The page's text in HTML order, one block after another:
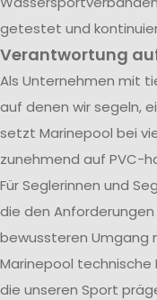
getestet und
Verantwortung
Als Unternehmen mit
auf denen wir segeln,
setzt Marinepool bei
zunehmend auf PVC-
Für Seglerinnen und
die den
bewussteren Umgang
Marinepool
die unseren Sport